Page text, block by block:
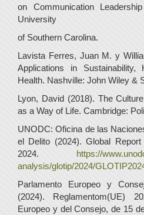
on Communication
University
of Southern Carolina.
Lavista Ferres, Juan M. y
Applications in Sustainability,
Health. Nashville: John Wiley &
Lyon, David (2018). The
as a Way of Life. Cambridge:
UNODC: Oficina de las
el Delito (2024). Global
2024. https://
analysis/glotip/2024/
Parlamento Europeo y
(2024). Reglamentom(UE)
Europeo y del Consejo, de 15